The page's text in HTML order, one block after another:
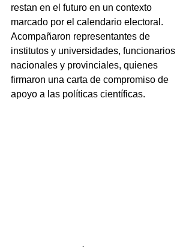
restan en el futuro en un contexto
marcado por el calendario electoral.
Acompañaron representantes de
institutos y universidades, funcionarios
nacionales y provinciales, quienes
firmaron una carta de compromiso de
apoyo a las políticas científicas.